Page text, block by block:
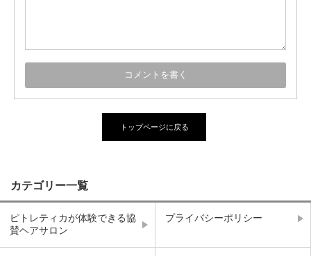
トップページに戻る
カテゴリー一覧
ピトレティカが体験できる協
賛ヘアサロン
プライバシーポリシー